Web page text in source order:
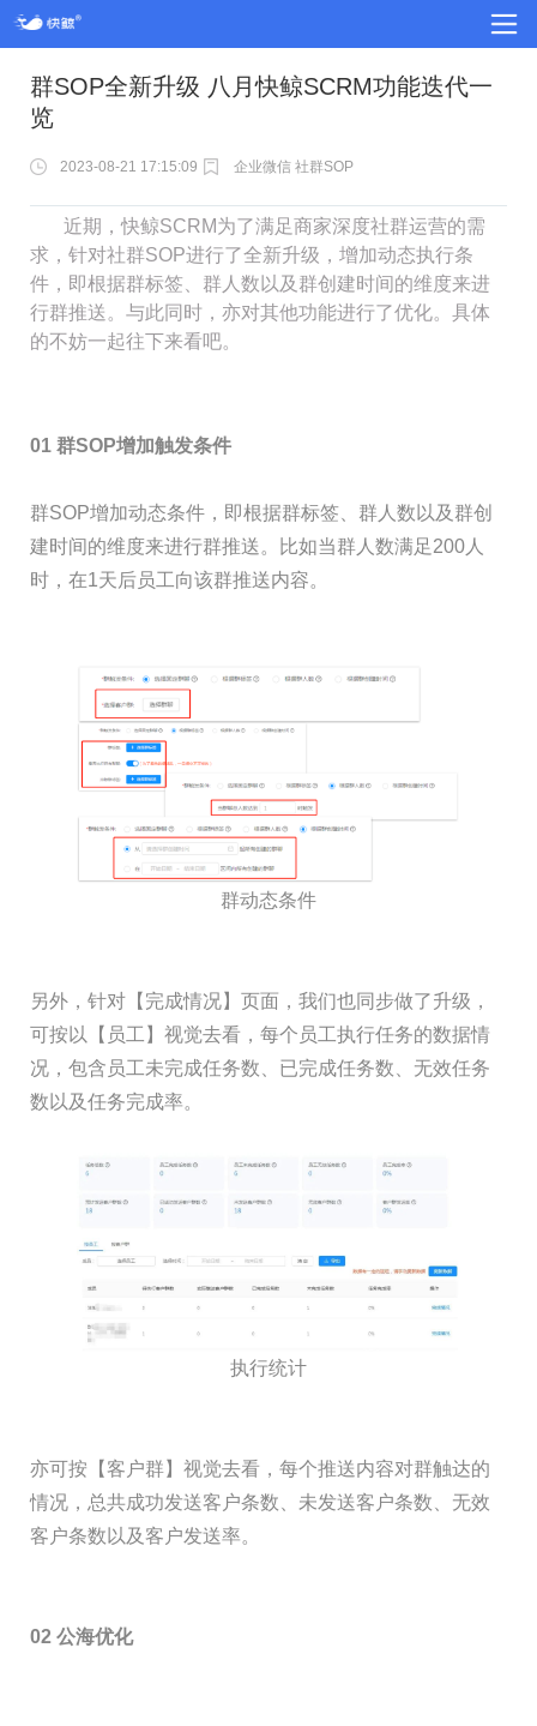
群SOP全新升级 八月快鲸SCRM功能迭代一
览
2023-08-21 17:15:09 企业微信 社群SOP
近期，快鲸SCRM为了满足商家深度社群运营的需
求，针对社群SOP进行了全新升级，增加动态执行条
件，即根据群标签、群人数以及群创建时间的维度来进
行群推送。与此同时，亦对其他功能进行了优化。具体
的不妨一起往下来看吧。
01 群SOP增加触发条件
群SOP增加动态条件，即根据群标签、群人数以及群创
建时间的维度来进行群推送。比如当群人数满足200人
时，在1天后员工向该群推送内容。
群动态条件
另外，针对【完成情况】页面，我们也同步做了升级，
可按以【员工】视觉去看，每个员工执行任务的数据情
况，包含员工未完成任务数、已完成任务数、无效任务
数以及任务完成率。
执行统计
亦可按【客户群】视觉去看，每个推送内容对群触达的
情况，总共成功发送客户条数、未发送客户条数、无效
客户条数以及客户发送率。
02 公海优化